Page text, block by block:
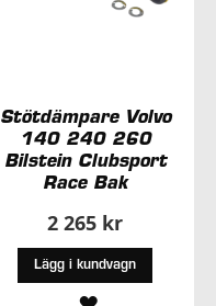
Stötdämpare Volvo
140 240 260
Bilstein Clubsport
Race Bak
2 265 kr
Lägg i kundvagn
LÄGG